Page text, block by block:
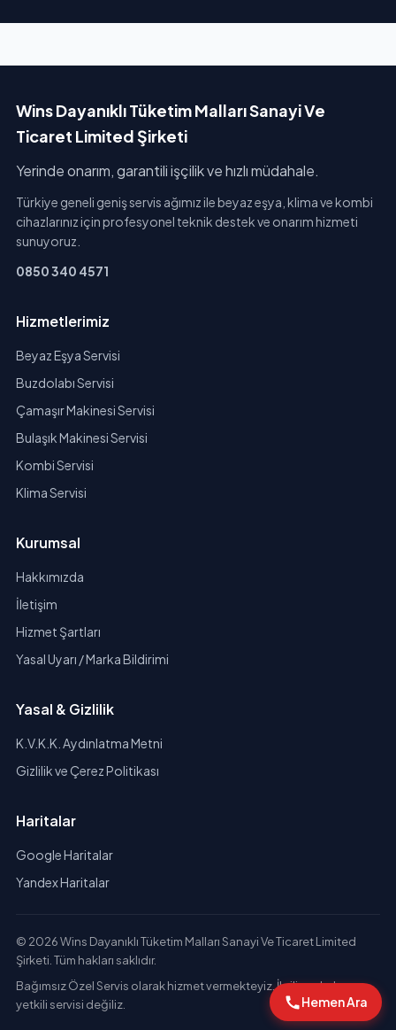
Wins Dayanıklı Tüketim Malları Sanayi Ve
Ticaret Limited Şirketi
Yerinde onarım, garantili işçilik ve hızlı müdahale.
Türkiye geneli geniş servis ağımız ile beyaz eşya, klima ve kombi
cihazlarınız için profesyonel teknik destek ve onarım hizmeti
sunuyoruz.
0850 340 4571
Hizmetlerimiz
Beyaz Eşya Servisi
Buzdolabı Servisi
Çamaşır Makinesi Servisi
Bulaşık Makinesi Servisi
Kombi Servisi
Klima Servisi
Kurumsal
Hakkımızda
İletişim
Hizmet Şartları
Yasal Uyarı / Marka Bildirimi
Yasal & Gizlilik
K.V.K.K. Aydınlatma Metni
Gizlilik ve Çerez Politikası
Haritalar
Google Haritalar
Yandex Haritalar
© 2026 Wins Dayanıklı Tüketim Malları Sanayi Ve Ticaret Limited
Şirketi. Tüm hakları saklıdır.
Bağımsız Özel Servis olarak hizmet vermekteyiz. İlgili markaların
yetkili servisi değiliz.
Hemen Ara